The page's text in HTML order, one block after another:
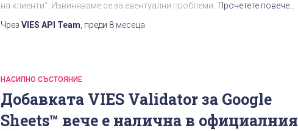
на клиенти“. Извиняваме се за евентуални проблеми.
Прочетете повече…
Чрез VIES API Team , преди 8 месеца
НАСИПНО СЪСТОЯНИЕ
Добавката VIES Validator за Google
Sheets™ вече е налична в официалния